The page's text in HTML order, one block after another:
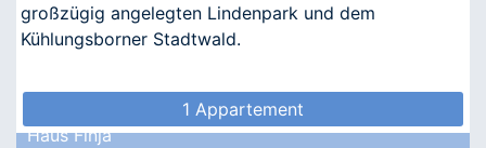
großzügig angelegten Lindenpark und dem
Kühlungsborner Stadtwald.
1 Appartement
Haus Finja